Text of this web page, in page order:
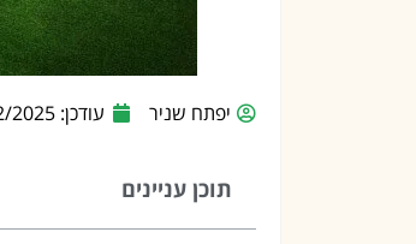
יפתח שניר עודכן: 28/12/2025
תוכן עניינים